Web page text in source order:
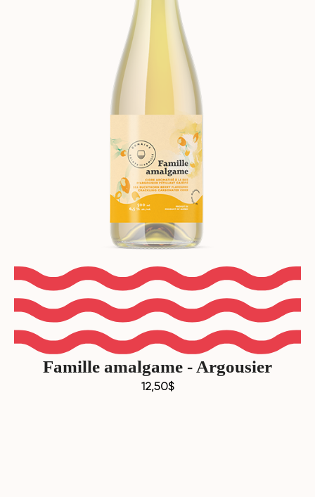
Famille amalgame - Argousier
12,50$